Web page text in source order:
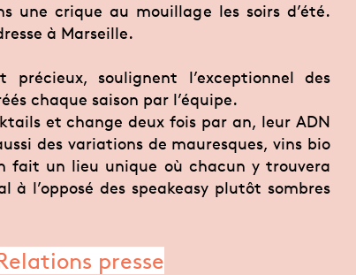
une crique au mouillage les soirs d’été.
à Marseille.
soulignent l’exceptionnel des
chaque saison par l’équipe.
et change deux fois par an, leur ADN
des variations de mauresques, vins bio
fait un lieu unique où chacun y trouvera
l’opposé des speakeasy plutôt sombres
presse